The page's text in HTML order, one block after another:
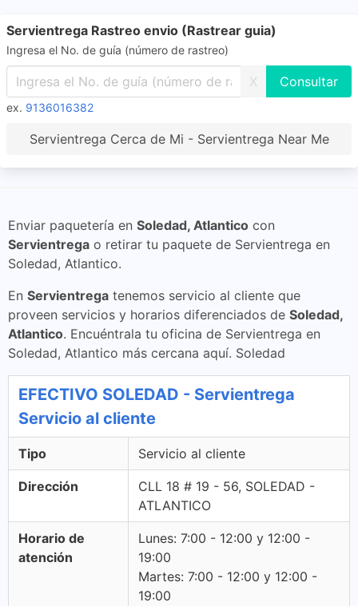
Servientrega Rastreo envio (Rastrear guia)
Ingresa el No. de guía (número de rastreo)
X
ex. 9136016382
Servientrega Cerca de Mi - Servientrega Near Me
Enviar paquetería en Soledad, Atlantico con
Servientrega o retirar tu paquete de Servientrega en
Soledad, Atlantico.
En Servientrega tenemos servicio al cliente que
proveen servicios y horarios diferenciados de Soledad,
Atlantico. Encuéntrala tu oficina de Servientrega en
Soledad, Atlantico más cercana aquí. Soledad
EFECTIVO SOLEDAD - Servientrega
Servicio al cliente
Tipo Servicio al cliente
Dirección
CLL 18 # 19 - 56, SOLEDAD -
ATLANTICO
Horario de
atención
Lunes: 7:00 - 12:00 y 12:00 -
19:00
Martes: 7:00 - 12:00 y 12:00 -
19:00